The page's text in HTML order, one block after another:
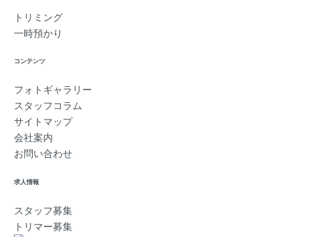
トリミング
一時預かり
コンテンツ
フォトギャラリー
スタッフコラム
サイトマップ
会社案内
お問い合わせ
求人情報
スタッフ募集
トリマー募集